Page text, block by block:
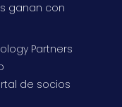
ganan con
Partners
de socios